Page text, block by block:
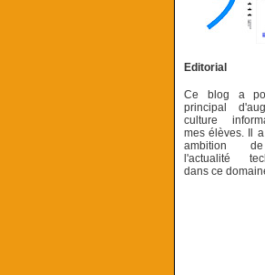
Editorial
Ce blog a
principal
culture
mes élèves. Il
ambition
l'actualité
dans ce